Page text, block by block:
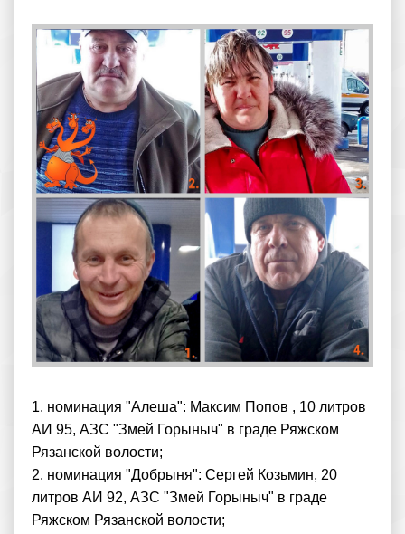
1. номинация "Алеша": Максим Попов , 10 литров
АИ 95, АЗС "Змей Горыныч" в граде Ряжском
Рязанской волости;
2. номинация "Добрыня": Сергей Козьмин, 20
литров АИ 92, АЗС "Змей Горыныч" в граде
Ряжском Рязанской волости;